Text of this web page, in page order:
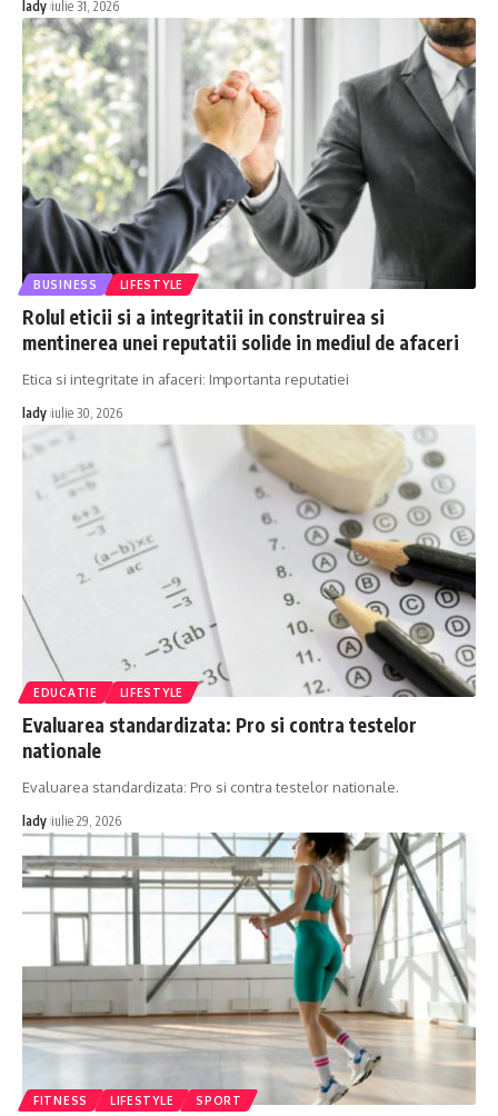
lady iulie 31, 2026
BUSINESS LIFESTYLE
Rolul eticii si a integritatii in construirea si
mentinerea unei reputatii solide in mediul de afaceri
Etica si integritate in afaceri: Importanta reputatiei
lady iulie 30, 2026
EDUCATIE LIFESTYLE
Evaluarea standardizata: Pro si contra testelor
nationale
Evaluarea standardizata: Pro si contra testelor nationale.
lady iulie 29, 2026
FITNESS LIFESTYLE SPORT